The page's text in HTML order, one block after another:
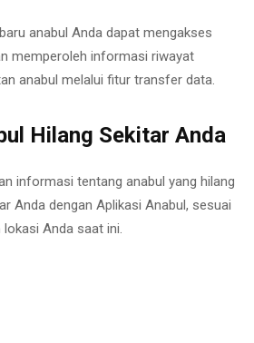
anabul Anda dapat mengakses
memperoleh informasi riwayat
anabul melalui fitur transfer data.
Hilang Sekitar Anda
informasi tentang anabul yang hilang
Anda dengan Aplikasi Anabul, sesuai
lokasi Anda saat ini.